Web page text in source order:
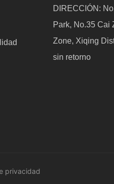
DIRECCIÓN:
Park, No.35 Cai
Zone, Xiqing
sin retorno
privacidad